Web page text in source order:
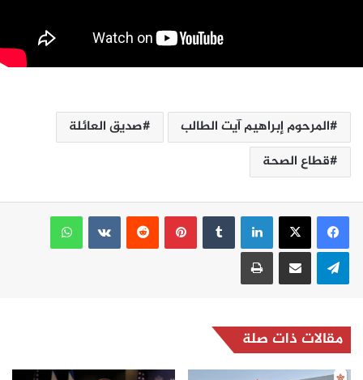
المرحوم إبراهيم آيت الطالب
صديق العائلة
قطاع الصحة
لينكدإن بينتيريست
واتساب
تيلقرام مشاركة عبر البريد طباعة
مقالات ذات صلة